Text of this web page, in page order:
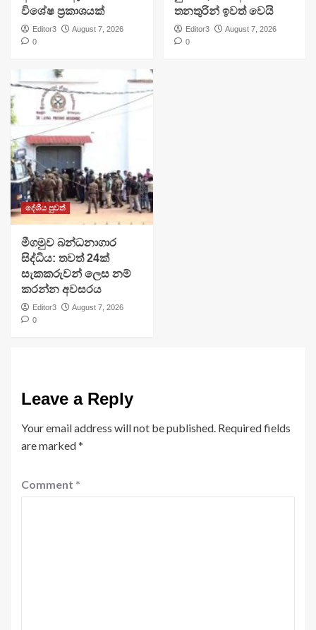
විශේෂ ප්‍රකාශයක්
Editor3
August 7, 2026
0
තනතුරින් ඉවත් වෙයි
Editor3
August 7, 2026
0
දේශීය පුවත්
මීගමුව බන්ධනාගාර
සිද්ධිය: තවත් 24ක්
සැකකරුවන් ලෙස නම්
කරන්න අවසරය
Editor3
August 7, 2026
0
Leave a Reply
Your email address will not be published. Required fields
are marked*
Comment *